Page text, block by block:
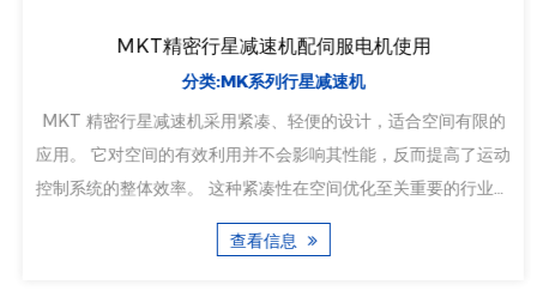
MKT精密行星减速机配伺服电机使用
分类:MK系列行星减速机
MKT 精密行星减速机采用紧凑、轻便的设计，适合空间有限的
应用。 它对空间的有效利用并不会影响其性能，反而提高了运动
控制系统的整体效率。 这种紧凑性在空间优化至关重要的行业中
尤其有价值。它满足了对半导体器件、自动化设备、机床等具有
高精度要求的客户的需求。在运动控制和自动化领域，精度和可
查看信息